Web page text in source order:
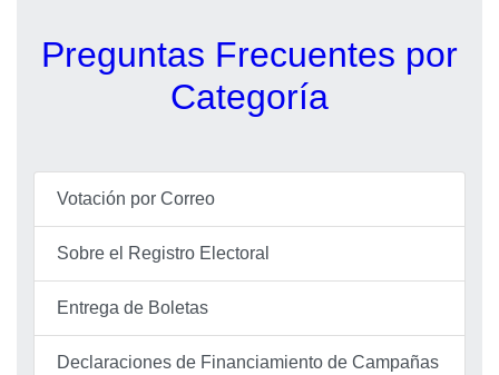
Preguntas Frecuentes por
Categoría
Votación por Correo
Sobre el Registro Electoral
Entrega de Boletas
Declaraciones de Financiamiento de Campañas